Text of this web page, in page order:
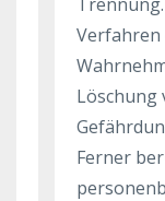
Verfahren
Löschung
Ferner